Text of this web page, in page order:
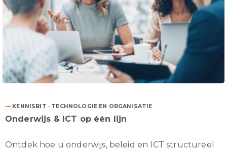
— KENNISBIT · TECHNOLOGIE EN ORGANISATIE
Onderwijs & ICT op één lijn
Ontdek hoe u onderwijs, beleid en ICT structureel